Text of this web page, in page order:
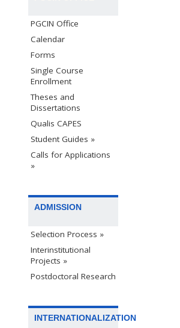
PGCIN Office
Calendar
Forms
Single Course
Enrollment
Theses and
Dissertations
Qualis CAPES
Student Guides »
Calls for Applications
»
ADMISSION
Selection Process »
Interinstitutional
Projects »
Postdoctoral Research
INTERNATIONALIZATION